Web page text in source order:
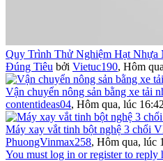
Quy Trình Thử Nghiệm Hạt
Đúng Tiêu bởi Vietuc190, Hôm
Vận chuyển nông sản bằng xe tải
contentideas04, Hôm qua, lúc 16:42
Máy xay vắt tinh bột nghệ 3 chổi
PhuongVinmax258, Hôm qua, lúc
You must log in or register to reply